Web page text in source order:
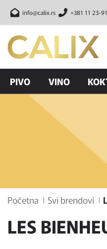
info@calix.rs +381 11 23-
PIVO VINO
Početna Svi brendovi
LES